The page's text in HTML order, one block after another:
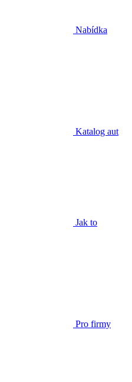
Nabídka
Katalog aut
Jak to
Pro firmy